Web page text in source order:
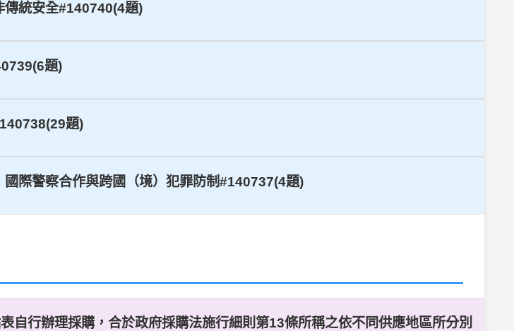
傳統安全#140740(4題)
題)
題)
際警察合作與跨國（境）犯罪防制#140737(4題)
自行辦理採購，合於政府採購法施行細則第13條所稱之依不同供應地區所分別